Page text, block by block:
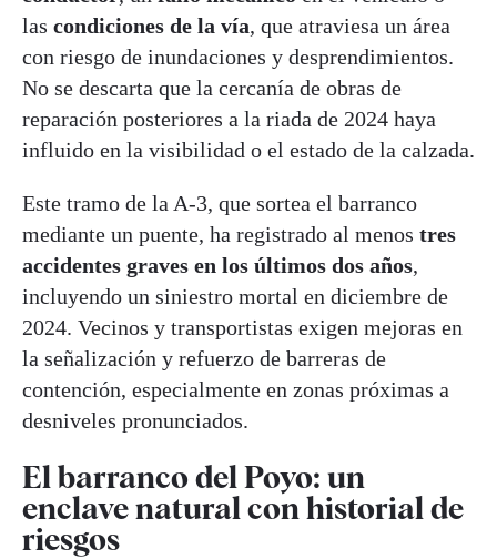
las condiciones de la vía, que atraviesa un área
con riesgo de inundaciones y desprendimientos.
No se descarta que la cercanía de obras de
reparación posteriores a la riada de 2024 haya
influido en la visibilidad o el estado de la calzada.
Este tramo de la A-3, que sortea el barranco
mediante un puente, ha registrado al menos tres
accidentes graves en los últimos dos años,
incluyendo un siniestro mortal en diciembre de
2024. Vecinos y transportistas exigen mejoras en
la señalización y refuerzo de barreras de
contención, especialmente en zonas próximas a
desniveles pronunciados.
El barranco del Poyo: un
enclave natural con historial de
riesgos